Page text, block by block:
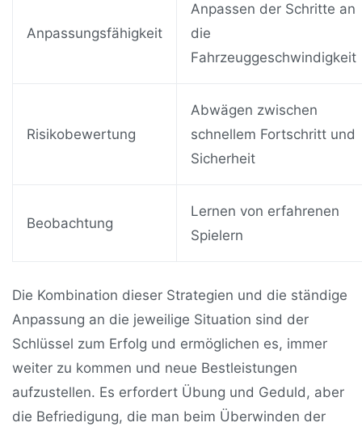
Anpassungsfähigkeit
Anpassen der Schritte an
die
Fahrzeuggeschwindigkeit
Risikobewertung
Abwägen zwischen
schnellem Fortschritt und
Sicherheit
Beobachtung
Lernen von erfahrenen
Spielern
Die Kombination dieser Strategien und die ständige
Anpassung an die jeweilige Situation sind der
Schlüssel zum Erfolg und ermöglichen es, immer
weiter zu kommen und neue Bestleistungen
aufzustellen. Es erfordert Übung und Geduld, aber
die Befriedigung, die man beim Überwinden der